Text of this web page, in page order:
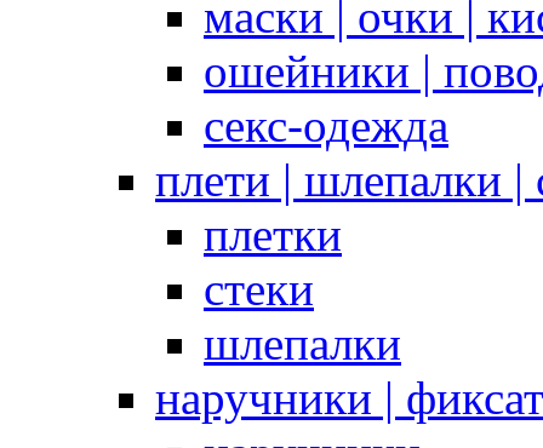
маски | очки |
ошейники |
секс-одежда
плети | шлепалки |
плетки
стеки
шлепалки
наручники |